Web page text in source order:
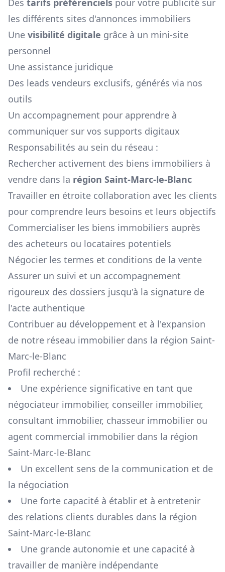
Des tarifs préférenciels pour votre publicité sur
les différents sites d'annonces immobiliers
Une visibilité digitale grâce à un mini-site
personnel
Une assistance juridique
Des leads vendeurs exclusifs, générés via nos
outils
Un accompagnement pour apprendre à
communiquer sur vos supports digitaux
Responsabilités au sein du réseau :
Rechercher activement des biens immobiliers à
vendre dans la région Saint-Marc-le-Blanc
Travailler en étroite collaboration avec les clients
pour comprendre leurs besoins et leurs objectifs
Commercialiser les biens immobiliers auprès
des acheteurs ou locataires potentiels
Négocier les termes et conditions de la vente
Assurer un suivi et un accompagnement
rigoureux des dossiers jusqu'à la signature de
l'acte authentique
Contribuer au développement et à l'expansion
de notre réseau immobilier dans la région Saint-
Marc-le-Blanc
Profil recherché :
Une expérience significative en tant que
négociateur immobilier, conseiller immobilier,
consultant immobilier, chasseur immobilier ou
agent commercial immobilier dans la région
Saint-Marc-le-Blanc
Un excellent sens de la communication et de
la négociation
Une forte capacité à établir et à entretenir
des relations clients durables dans la région
Saint-Marc-le-Blanc
Une grande autonomie et une capacité à
travailler de manière indépendante